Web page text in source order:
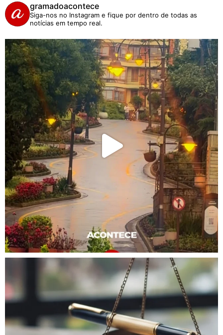
gramadoacontece
Siga-nos no Instagram e fique por dentro de todas as
notícias em tempo real.